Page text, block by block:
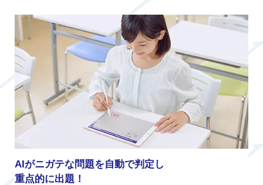
AIがニガテな問題を自動で判定し
重点的に出題！